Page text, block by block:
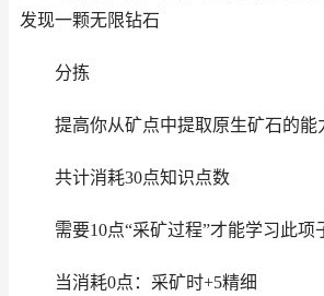
发现一颗无限钻石
分拣
提高你从矿点中提取原生矿石的能
共计消耗30点知识点数
需要10点“采矿过程”才能学习此项
当消耗0点：采矿时+5精细